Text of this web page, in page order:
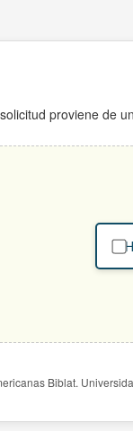
proviene de
Biblat.